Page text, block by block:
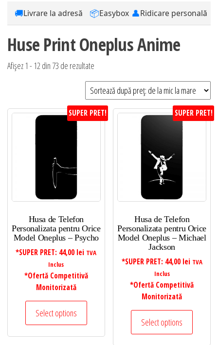
🚚Livrare la adresă 📦Easybox 👤Ridicare personală
Huse Print Oneplus Anime
Afișez 1 - 12 din 73 de rezultate
după
preț:
de
la
SUPER PRET!
Husa de Telefon
Personalizata pentru Orice
Model Oneplus – Psycho
*SUPER PRET: 44,00 lei TVA
Inclus
*Ofertă Competitivă
Monitorizată
Select options
SUPER PRET!
Husa de Telefon
Personalizata pentru Orice
Model Oneplus – Michael
Jackson
*SUPER PRET: 44,00 lei TVA
Inclus
*Ofertă Competitivă
Monitorizată
Select options